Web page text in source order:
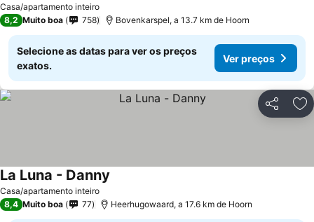
Casa/apartamento inteiro
8,2 Muito boa 758 Bovenkarspel, a 13.7 km de Hoorn
Selecione as datas para ver os preços
exatos.
Ver preços
Partilhar
Casa/apartamento inteiro
La Luna - Danny
8,4 Muito boa 77 Heerhugowaard, a 17.6 km de Hoorn